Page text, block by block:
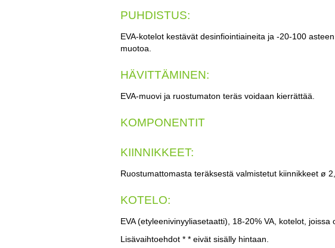
PUHDISTUS:
EVA-kotelot kestävät desinfiointiaineita ja -20-100
muotoa.
HÄVITTÄMINEN:
EVA-muovi ja ruostumaton teräs voidaan kierrättää.
KOMPONENTIT
KIINNIKKEET:
Ruostumattomasta teräksestä valmistetut kiinnikkeet ø
KOTELO:
EVA (etyleenivinyyliasetaatti), 18-20% VA, kotelot,
Lisävaihtoehdot * * eivät sisälly hintaan.